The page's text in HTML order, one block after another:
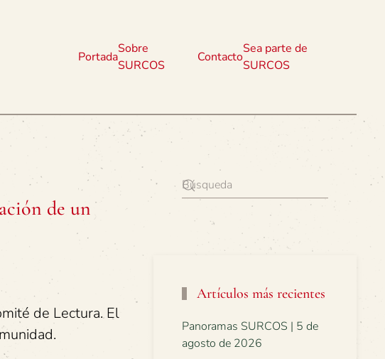
Portada
Sobre
SURCOS
Contacto
Sea parte de
SURCOS
de un
de Lectura. El
Artículos más recientes
Panoramas SURCOS | 5 de
agosto de 2026